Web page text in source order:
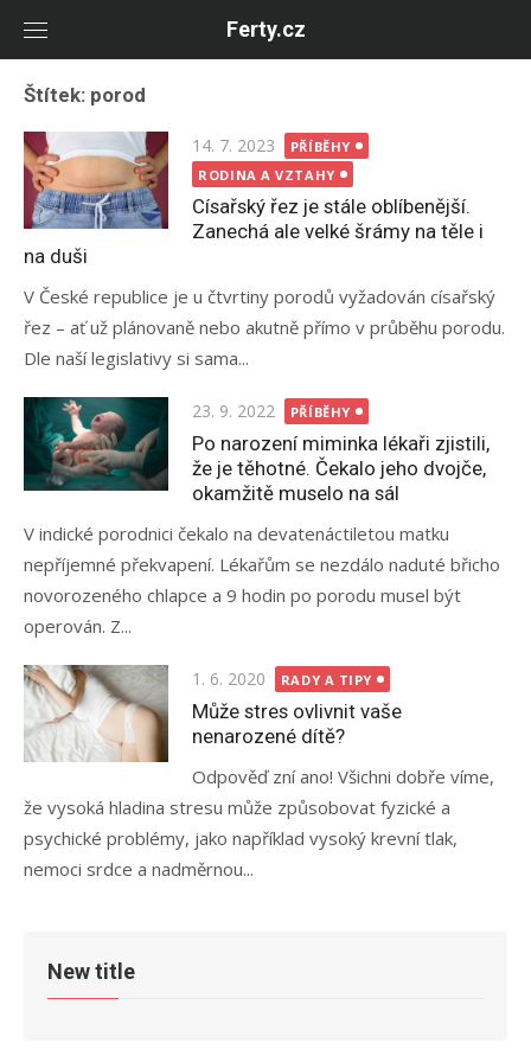
Ferty.cz
Štítek: porod
Posted
on
14. 7. 2023
PŘÍBĚHY
RODINA A VZTAHY
Císařský řez je stále oblíbenější.
Zanechá ale velké šrámy na těle i
na duši
V České republice je u čtvrtiny porodů vyžadován císařský
řez – ať už plánovaně nebo akutně přímo v průběhu porodu.
Dle naší legislativy si sama...
Posted
on
23. 9. 2022 PŘÍBĚHY
Po narození miminka lékaři zjistili,
že je těhotné. Čekalo jeho dvojče,
okamžitě muselo na sál
V indické porodnici čekalo na devatenáctiletou matku
nepříjemné překvapení. Lékařům se nezdálo naduté břicho
novorozeného chlapce a 9 hodin po porodu musel být
operován. Z...
Posted
on
1. 6. 2020 RADY A TIPY
Může stres ovlivnit vaše
nenarozené dítě?
Odpověď zní ano! Všichni dobře víme,
že vysoká hladina stresu může způsobovat fyzické a
psychické problémy, jako například vysoký krevní tlak,
nemoci srdce a nadměrnou...
New title